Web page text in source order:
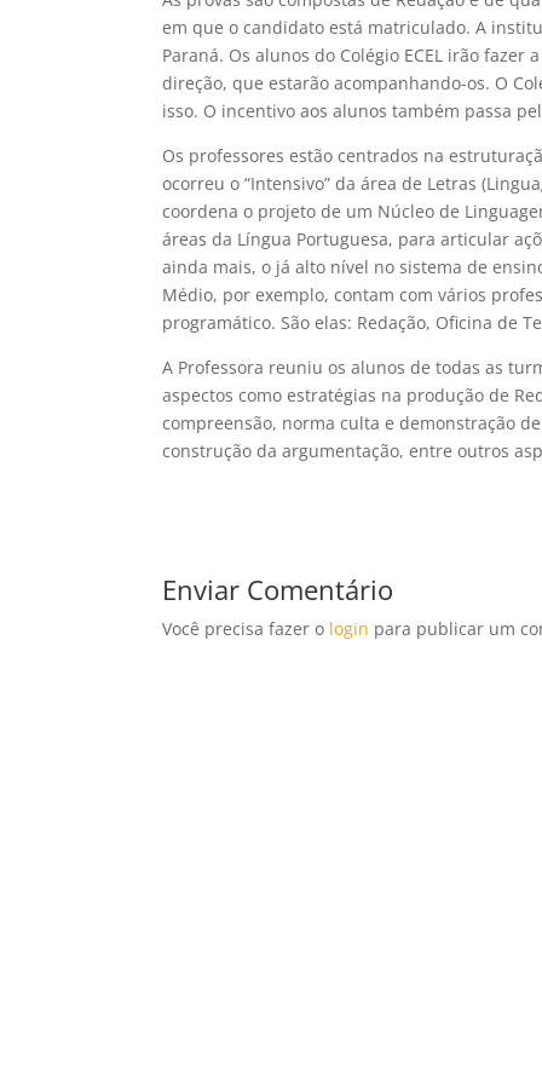
em que o candidato está matriculado. A
Paraná. Os alunos do Colégio ECEL irão
direção, que estarão acompanhando-os. O
isso. O incentivo aos alunos também passa
Os professores estão centrados na
ocorreu o “Intensivo” da área de Letras
coordena o projeto de um Núcleo de
áreas da Língua Portuguesa, para articular
ainda mais, o já alto nível no sistema de
Médio, por exemplo, contam com vários
programático. São elas: Redação, Oficina de
A Professora reuniu os alunos de todas as
aspectos como estratégias na produção de
compreensão, norma culta e demonstração
construção da argumentação, entre outros
Enviar Comentário
Você precisa fazer o login para publicar um